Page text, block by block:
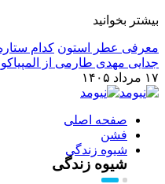
بیشتر بخوانید
معرفی عطر استون کدام
جدایی مهدی طارمی از
۱۷ مرداد ۱۴۰۵
صفحه اصلی
فشن
شیوه زندگی
شیوه زندگی